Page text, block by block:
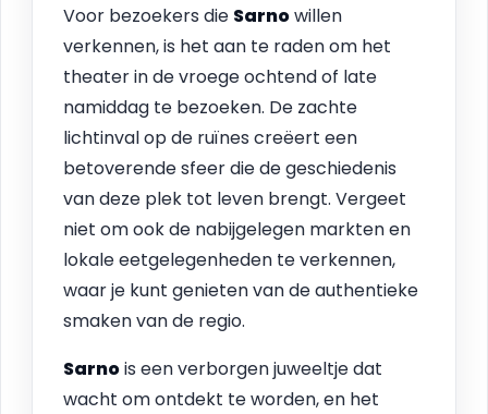
Voor bezoekers die Sarnowillen
verkennen, is het aan te raden om het
theater in de vroege ochtend of late
namiddag te bezoeken. De zachte
lichtinval op de ruïnes creëert een
betoverende sfeer die de geschiedenis
van deze plek tot leven brengt. Vergeet
niet om ook de nabijgelegen markten en
lokale eetgelegenheden te verkennen,
waar je kunt genieten van de authentieke
smaken van de regio.
Sarnois een verborgen juweeltje dat
wacht om ontdekt te worden, en het